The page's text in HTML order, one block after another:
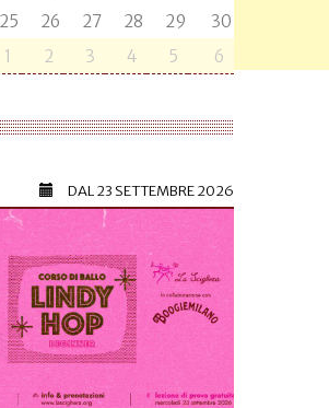
25 26 27 28 29
30
1 2 3 4 5 6
DAL23 SETTEMBRE 2026